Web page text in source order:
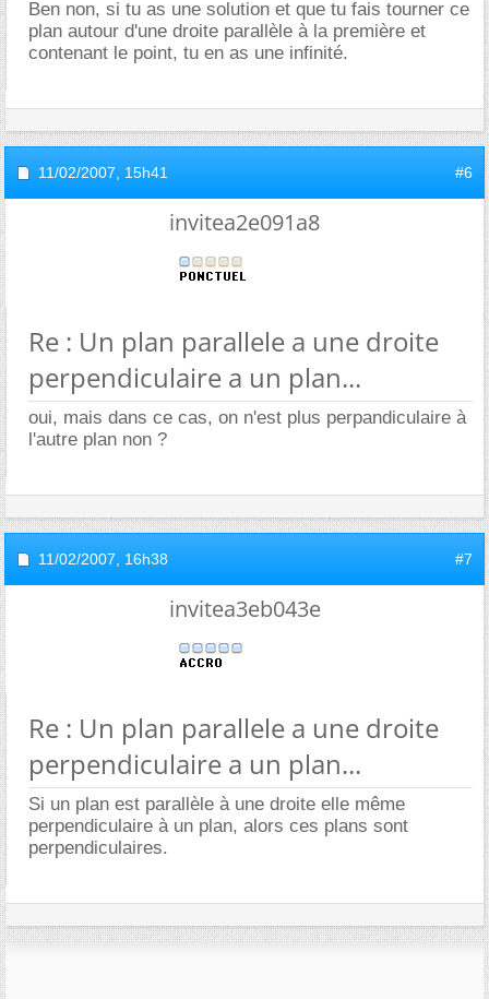
Ben non, si tu as une solution et que tu fais tourner ce
plan autour d'une droite parallèle à la première et
contenant le point, tu en as une infinité.
11/02/2007, 15h41 #6
invitea2e091a8
Re : Un plan parallele a une droite
perpendiculaire a un plan...
oui, mais dans ce cas, on n'est plus perpandiculaire à
l'autre plan non ?
11/02/2007, 16h38 #7
invitea3eb043e
Re : Un plan parallele a une droite
perpendiculaire a un plan...
Si un plan est parallèle à une droite elle même
perpendiculaire à un plan, alors ces plans sont
perpendiculaires.